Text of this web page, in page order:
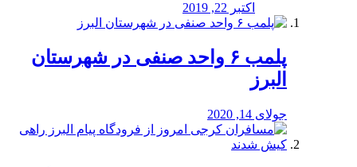
اکتبر 22, 2019
پلمب ۶ واحد صنفی در شهرستان
البرز
جولای 14, 2020